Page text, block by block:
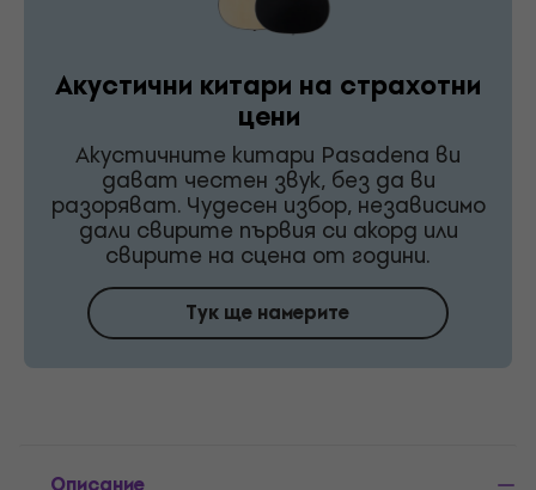
Акустични китари на страхотни
цени
Акустичните китари Pasadena ви
дават честен звук, без да ви
разоряват. Чудесен избор, независимо
дали свирите първия си акорд или
свирите на сцена от години.
Тук ще намерите